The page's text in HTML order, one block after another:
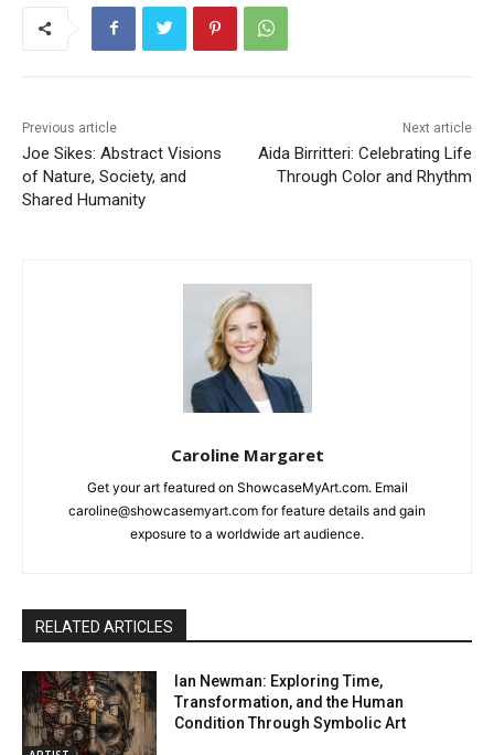
Previous article
Joe Sikes: Abstract Visions
of Nature, Society, and
Shared Humanity
Next article
Aida Birritteri: Celebrating Life
Through Color and Rhythm
Caroline Margaret
Get your art featured on ShowcaseMyArt.com. Email
caroline@showcasemyart.com for feature details and gain
exposure to a worldwide art audience.
RELATED ARTICLES
Ian Newman: Exploring Time,
Transformation, and the Human
Condition Through Symbolic Art